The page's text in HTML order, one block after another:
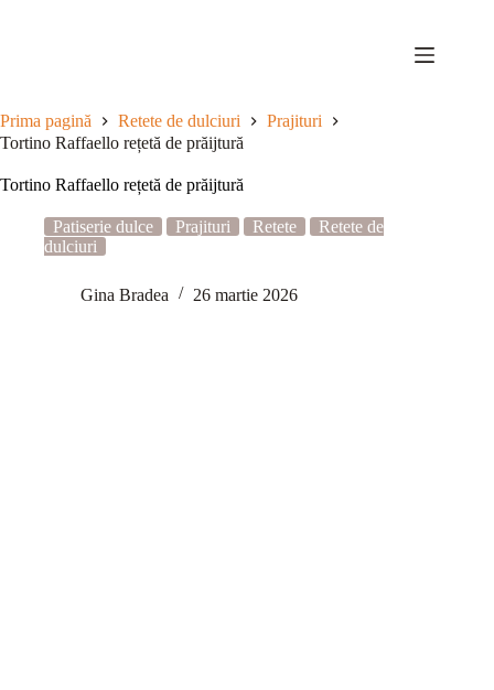
Prima pagină Retete de dulciuri
Prajituri
Tortino Raffaello rețetă de prăijtură
Tortino Raffaello rețetă de prăijtură
Patiserie dulce Prajituri Retete
Retete de
dulciuri
Gina Bradea 26 martie 2026